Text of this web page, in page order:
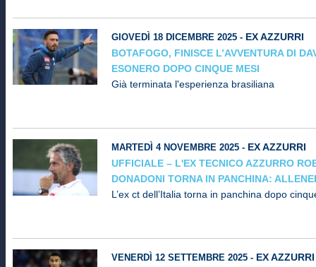
GIOVEDÌ 18 DICEMBRE 2025 - EX AZZURRI
BOTAFOGO, FINISCE L’AVVENTURA DI
ESONERO DOPO CINQUE MESI
Già terminata l'esperienza brasiliana
MARTEDÌ 4 NOVEMBRE 2025 - EX AZZURRI
UFFICIALE – L'EX TECNICO AZZURRO
DONADONI TORNA IN PANCHINA:
L’ex ct dell’Italia torna in panchina dopo
VENERDÌ 12 SETTEMBRE 2025 - EX AZZURRI